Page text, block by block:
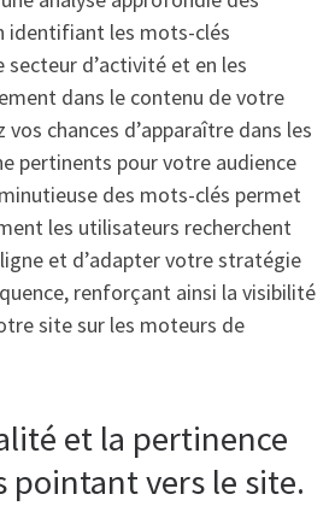
identifiant les mots-clés
d’activité et en les
dans le contenu de votre
chances d’apparaître dans les
pertinents pour votre audience
des mots-clés permet
les utilisateurs recherchent
et d’adapter votre stratégie
renforçant ainsi la visibilité
site sur les moteurs de
et la pertinence
pointant vers le site.